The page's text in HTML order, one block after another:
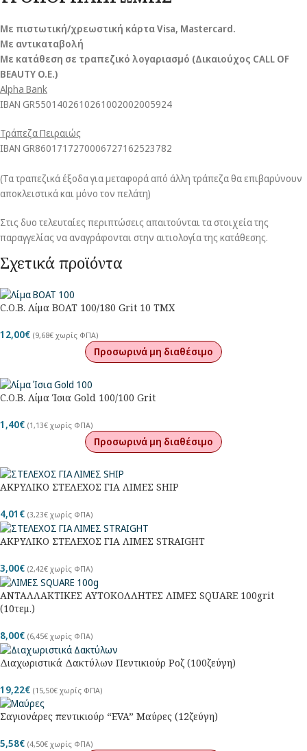
Με πιστωτική/χρεωστική κάρτα Visa, Mastercard.
Με αντικαταβολή
Με κατάθεση σε τραπεζικό λογαριασμό (Δικαιούχος CALL OF
BEAUTY O.E.)
Alpha Bank
ΙΒΑΝ GR5501402610261002002005924
Τράπεζα Πειραιώς
ΙΒΑΝ GR8601717270006727162523782
(Τα τραπεζικά έξοδα για μεταφορά από άλλη τράπεζα θα επιβαρύνουν
αποκλειστικά και μόνο τον πελάτη)
Στις δυο τελευταίες περιπτώσεις απαιτούνται τα στοιχεία της
παραγγελίας να αναγράφονται στην αιτιολογία της κατάθεσης.
Σχετικά προϊόντα
C.O.B. Λίμα BOAT 100/180 Grit 10 TMX
12,00€ (9,68€ χωρίς ΦΠΑ)
Προσωρινά μη διαθέσιμο
C.O.B. Λίμα Ίσια Gold 100/100 Grit
1,40€ (1,13€ χωρίς ΦΠΑ)
Προσωρινά μη διαθέσιμο
ΑΚΡΥΛΙΚΟ ΣΤΕΛΕΧΟΣ ΓΙΑ ΛΙΜΕΣ SHIP
4,01 € (3,23€ χωρίς ΦΠΑ)
ΑΚΡΥΛΙΚΟ ΣΤΕΛΕΧΟΣ ΓΙΑ ΛΙΜΕΣ STRAIGHT
3,00€ (2,42€ χωρίς ΦΠΑ)
ΑΝΤΑΛΛΑΚΤΙΚΕΣ ΑΥΤΟΚΟΛΛΗΤΕΣ ΛΙΜΕΣ SQUARE 100grit
(10τεμ.)
8,00€ (6,45€ χωρίς ΦΠΑ)
Διαχωριστικά Δακτύλων Πεντικιούρ Ροζ (100ζεύγη)
19,22€ (15,50€ χωρίς ΦΠΑ)
Σαγιονάρες πεντικιούρ “EVA” Μαύρες (12ζεύγη)
5,58€ (4,50€ χωρίς ΦΠΑ)